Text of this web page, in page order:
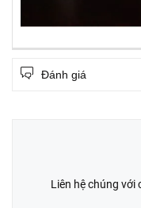
Đánh giá
Liên hệ chúng